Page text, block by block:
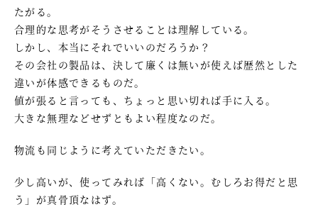
たがる。
合理的な思考がそうさせることは理解している。
しかし、本当にそれでいいのだろうか？
その会社の製品は、決して廉くは無いが使えば歴然とした
違いが体感できるものだ。
値が張ると言っても、ちょっと思い切れば手に入る。
大きな無理などせずともよい程度なのだ。
物流も同じように考えていただきたい。
少し高いが、使ってみれば「高くない。むしろお得だと思
う」が真骨頂なはず。